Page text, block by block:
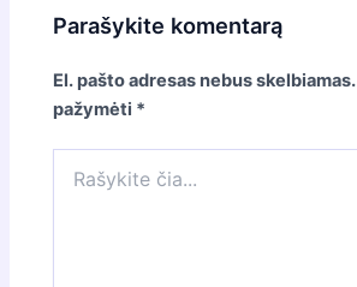
Parašykite komentarą
El. pašto adresas nebus skelbiamas.
pažymėti *
čia...